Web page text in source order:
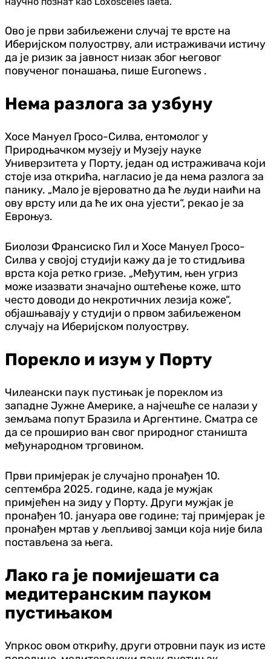
Ово је први забиљежени случај те врсте на
Иберијском полуострву, али истраживачи истичу
да је ризик за јавност низак због његовог
повученог понашања, пише Euronews .
Нема разлога за узбуну
Хосе Мануел Гросо-Силва, ентомолог у
Природњачком музеју и Музеју науке
Универзитета у Порту, један од истраживача који
стоје иза открића, нагласио је да нема разлога за
панику. „Мало је вјероватно да ће људи наићи на
ову врсту или да ће их она ујести“, рекао је за
Евроњуз.
Биолози Франсиско Гил и Хосе Мануел Гросо-
Силва у својој студији кажу да је то стидљива
врста која ретко гризе. „Међутим, њен угриз
може изазвати значајно оштећење коже, што
често доводи до некротичних лезија коже“,
објашњавају у студији о првом забиљеженом
случају на Иберијском полуострву.
Порекло и изум у Порту
Чилеански паук пустињак је пореклом из
западне Јужне Америке, а најчешће се налази у
земљама попут Бразила и Аргентине. Сматра се
да се проширио ван свог природног станишта
међународном трговином.
Први примјерак је случајно пронађен 10.
септембра 2025. године, када је мужјак
примјећен на зиду у Порту. Други мужјак је
пронађен 10. јануара ове године; тај примјерак је
пронађен мртав у љепљивој замци која није била
постављена за њега.
Лако га је помијешати са
медитеранским пауком
пустињаком
Упркос овом открићу, други отровни паук из исте